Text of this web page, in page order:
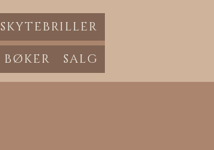
SKYTEBRILLER
BØKER SALG